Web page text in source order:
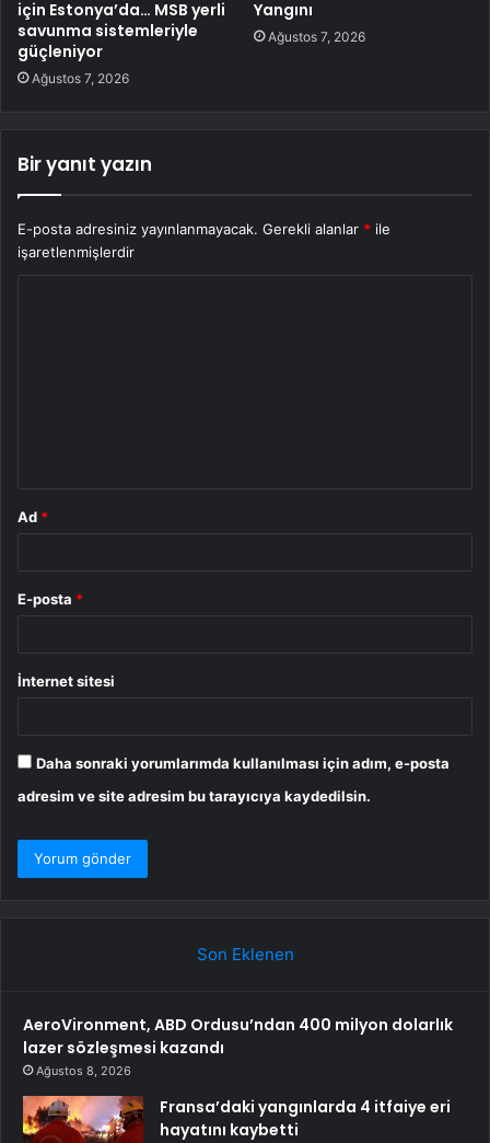
için Estonya’da… MSB yerli
savunma sistemleriyle
güçleniyor
Ağustos 7, 2026
Yangını
Ağustos 7, 2026
Bir yanıt yazın
E-posta adresiniz yayınlanmayacak. Gerekli alanlar * ile
işaretlenmişlerdir
Ad *
E-posta *
İnternet sitesi
Daha sonraki yorumlarımda kullanılması için adım, e-posta
adresim ve site adresim bu tarayıcıya kaydedilsin.
Son Eklenen
AeroVironment, ABD Ordusu’ndan 400 milyon dolarlık
lazer sözleşmesi kazandı
Ağustos 8, 2026
Fransa’daki yangınlarda 4 itfaiye eri
hayatını kaybetti